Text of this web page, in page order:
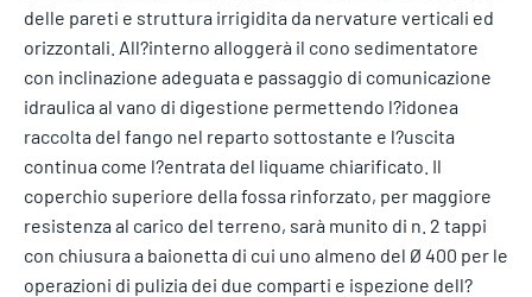
delle pareti e struttura irrigidita da nervature verticali ed
orizzontali. All?interno alloggerà il cono sedimentatore
con inclinazione adeguata e passaggio di comunicazione
idraulica al vano di digestione permettendo l?idonea
raccolta del fango nel reparto sottostante e l?uscita
continua come l?entrata del liquame chiarificato. Il
coperchio superiore della fossa rinforzato, per maggiore
resistenza al carico del terreno, sarà munito di n. 2 tappi
con chiusura a baionetta di cui uno almeno del Ø 400 per le
operazioni di pulizia dei due comparti e ispezione dell?